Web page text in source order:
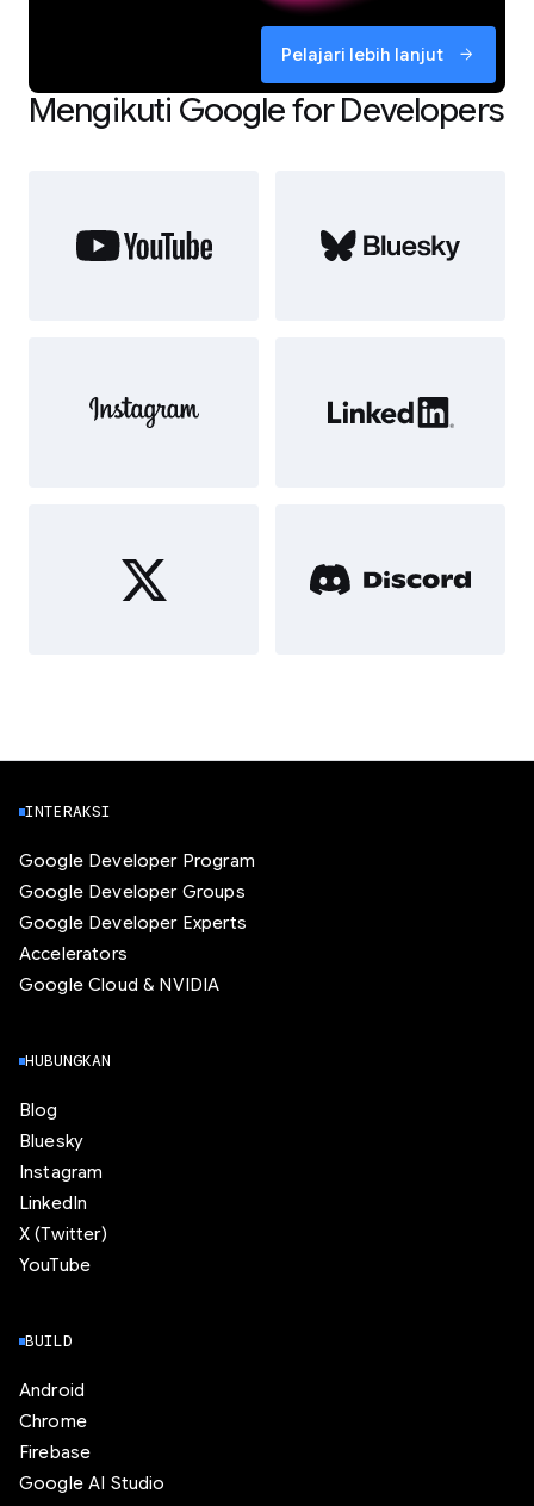
Pelajari lebih lanjut arrow_forward
Mengikuti Google for Developers
INTERAKSI
Google Developer Program
Google Developer Groups
Google Developer Experts
Accelerators
Google Cloud & NVIDIA
HUBUNGKAN
Blog
Bluesky
Instagram
LinkedIn
X (Twitter)
YouTube
BUILD
Android
Chrome
Firebase
Google AI Studio